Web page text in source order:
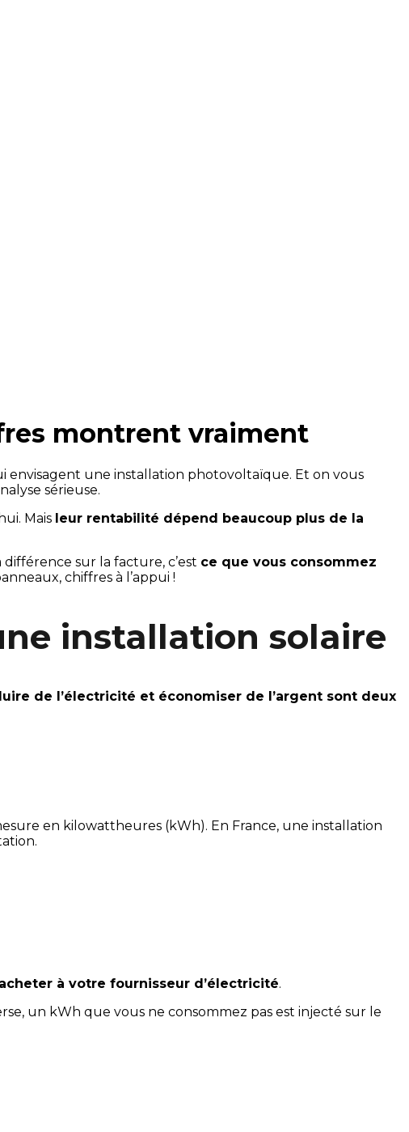
montrent vraiment
une installation photovoltaïque. Et on vous
sérieuse.
Mais leur rentabilité dépend beaucoup plus de la
sur la facture, c’est ce que vous consommez
chiffres à l’appui !
installation solaire
de l’électricité et économiser de l’argent sont deux
en kilowattheures (kWh). En France, une installation
à votre fournisseur d’électricité.
un kWh que vous ne consommez pas est injecté sur le